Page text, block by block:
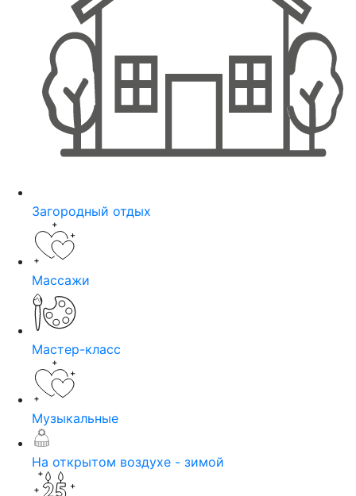
Загородный отдых
Массажи
Мастер-класс
Музыкальные
На открытом воздухе - зимой